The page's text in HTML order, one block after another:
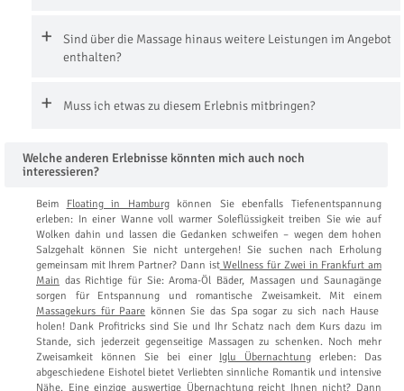
Sind über die Massage hinaus weitere Leistungen im Angebot
enthalten?
Muss ich etwas zu diesem Erlebnis mitbringen?
Welche anderen Erlebnisse könnten mich auch noch
interessieren?
Beim Floating in Hamburgkönnen Sie ebenfalls Tiefenentspannung
erleben: In einer Wanne voll warmer Soleflüssigkeit treiben Sie wie auf
Wolken dahin und lassen die Gedanken schweifen – wegen dem hohen
Salzgehalt können Sie nicht untergehen! Sie suchen nach Erholung
gemeinsam mit Ihrem Partner? Dann istWellness für Zwei in Frankfurt am
Main das Richtige für Sie: Aroma-Öl Bäder, Massagen und Saunagänge
sorgen für Entspannung und romantische Zweisamkeit. Mit einem
Massagekurs für Paare können Sie das Spa sogar zu sich nach Hause
holen! Dank Profitricks sind Sie und Ihr Schatz nach dem Kurs dazu im
Stande, sich jederzeit gegenseitige Massagen zu schenken. Noch mehr
Zweisamkeit können Sie bei einer Iglu Übernachtung erleben: Das
abgeschiedene Eishotel bietet Verliebten sinnliche Romantik und intensive
Nähe. Eine einzige auswertige Übernachtung reicht Ihnen nicht? Dann